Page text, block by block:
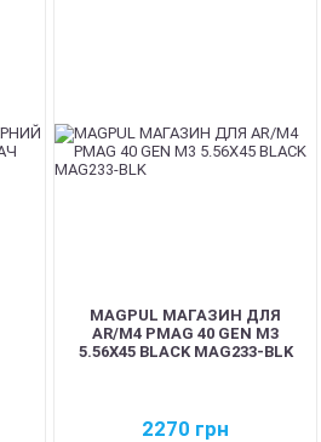
MAGPUL МАГАЗИН ДЛЯ
AR/M4 PMAG 40 GEN M3
5.56X45 BLACK MAG233-BLK
2270 грн